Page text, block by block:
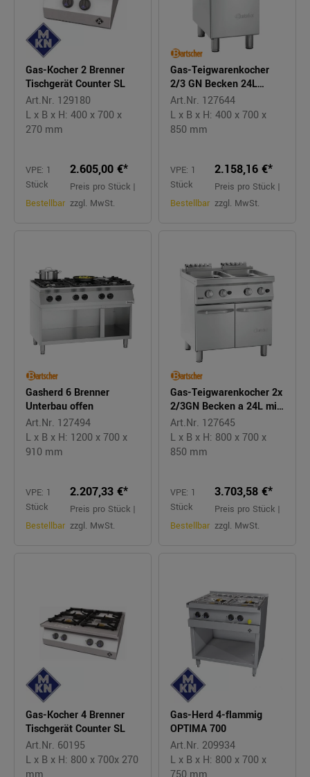
Gas-Kocher 2 Brenner
Tischgerät Counter SL
Art.Nr. 129180
L x B x H: 400 x 700 x
270 mm
VPE: 1
Stück
Bestellbar
2.605,00 €*
Preis pro Stück |
zzgl. MwSt.
Gas-Teigwarenkocher
2/3 GN Becken 24L
Unterschrank
Art.Nr. 127644
L x B x H: 400 x 700 x
850 mm
VPE: 1
Stück
Bestellbar
2.158,16 €*
Preis pro Stück |
zzgl. MwSt.
Gasherd 6 Brenner
Unterbau offen
Art.Nr. 127494
L x B x H: 1200 x 700 x
910 mm
VPE: 1
Stück
Bestellbar
2.207,33 €*
Preis pro Stück |
zzgl. MwSt.
Gas-Teigwarenkocher 2x
2/3GN Becken a 24L mit
Unterschrank
Art.Nr. 127645
L x B x H: 800 x 700 x
850 mm
VPE: 1
Stück
Bestellbar
3.703,58 €*
Preis pro Stück |
zzgl. MwSt.
Gas-Kocher 4 Brenner
Tischgerät Counter SL
Art.Nr. 60195
L x B x H: 800 x 700x 270
Gas-Herd 4-flammig
OPTIMA 700
Art.Nr. 209934
L x B x H: 800 x 700 x